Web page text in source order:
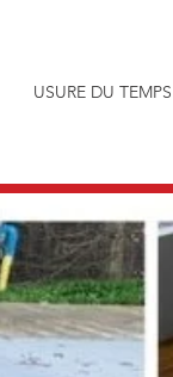
USURE DU TEMPS